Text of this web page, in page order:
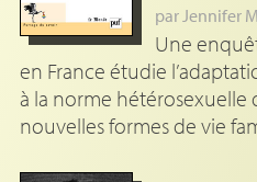
parJennifer
Une
en France étudie
à la norme hétérosexuelle
nouvelles formes de vie